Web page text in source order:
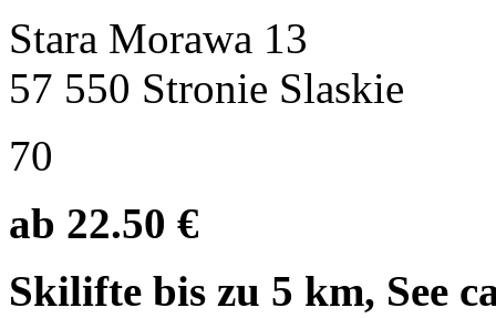
Stara Morawa 13
57 550 Stronie Slaskie
70
ab 22.50 €
Skilifte bis zu 5 km, See